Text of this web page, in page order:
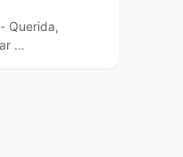
Querida,
…